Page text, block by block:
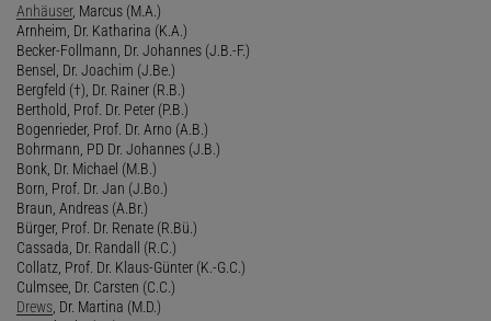
Anhäuser, Marcus (M.A.)
Arnheim, Dr. Katharina (K.A.)
Becker-Follmann, Dr. Johannes (J.B.-F.)
Bensel, Dr. Joachim (J.Be.)
Bergfeld (†), Dr. Rainer (R.B.)
Berthold, Prof. Dr. Peter (P.B.)
Bogenrieder, Prof. Dr. Arno (A.B.)
Bohrmann, PD Dr. Johannes (J.B.)
Bonk, Dr. Michael (M.B.)
Born, Prof. Dr. Jan (J.Bo.)
Braun, Andreas (A.Br.)
Bürger, Prof. Dr. Renate (R.Bü.)
Cassada, Dr. Randall (R.C.)
Collatz, Prof. Dr. Klaus-Günter (K.-G.C.)
Culmsee, Dr. Carsten (C.C.)
Drews , Dr. Martina (M.D.)